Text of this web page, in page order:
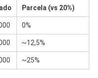
Parcela (vs 20%)
0%
~12,5%
~25%